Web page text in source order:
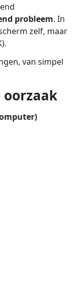
probleem. In
zelf, maar
van simpel
oorzaak